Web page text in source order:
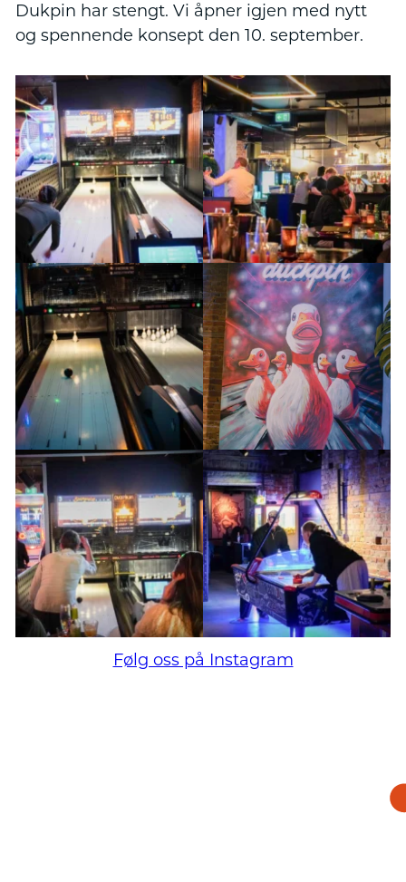
Dukpin har stengt. Vi åpner igjen med nytt
og spennende konsept den 10. september.
Følg oss på Instagram